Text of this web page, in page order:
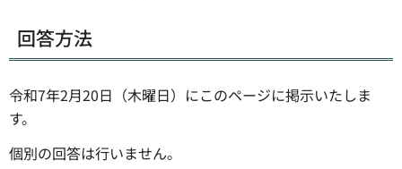
回答方法
令和7年2月20日（木曜日）にこのページに掲示いたしま
す。
個別の回答は行いません。